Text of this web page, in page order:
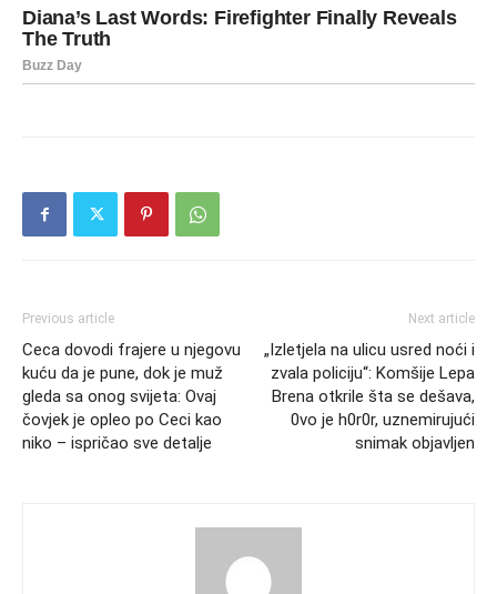
Previous article
Ceca dovodi frajere u njegovu
kuću da je pune, dok je muž
gleda sa onog svijeta: Ovaj
čovjek je opleo po Ceci kao
niko – ispričao sve detalje
Next article
„Izletjela na ulicu usred noći i
zvala policiju“: Komšije Lepa
Brena otkrile šta se dešava,
0vo je h0r0r, uznemirujući
snimak objavljen